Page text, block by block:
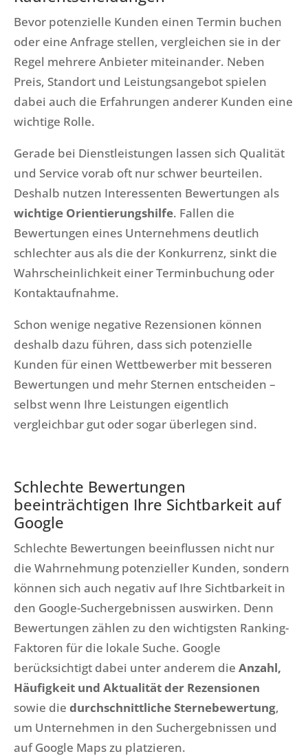
Bevor potenzielle Kunden einen Termin buchen
oder eine Anfrage stellen, vergleichen sie in der
Regel mehrere Anbieter miteinander. Neben
Preis, Standort und Leistungsangebot spielen
dabei auch die Erfahrungen anderer Kunden eine
wichtige Rolle.
Gerade bei Dienstleistungen lassen sich Qualität
und Service vorab oft nur schwer beurteilen.
Deshalb nutzen Interessenten Bewertungen als
wichtige Orientierungshilfe. Fallen die
Bewertungen eines Unternehmens deutlich
schlechter aus als die der Konkurrenz, sinkt die
Wahrscheinlichkeit einer Terminbuchung oder
Kontaktaufnahme.
Schon wenige negative Rezensionen können
deshalb dazu führen, dass sich potenzielle
Kunden für einen Wettbewerber mit besseren
Bewertungen und mehr Sternen entscheiden –
selbst wenn Ihre Leistungen eigentlich
vergleichbar gut oder sogar überlegen sind.
Schlechte Bewertungen
beeinträchtigen Ihre Sichtbarkeit auf
Google
Schlechte Bewertungen beeinflussen nicht nur
die Wahrnehmung potenzieller Kunden, sondern
können sich auch negativ auf Ihre Sichtbarkeit in
den Google-Suchergebnissen auswirken. Denn
Bewertungen zählen zu den wichtigsten Ranking-
Faktoren für die lokale Suche. Google
berücksichtigt dabei unter anderem die Anzahl,
Häufigkeit und Aktualität der Rezensionen
sowie die durchschnittliche Sternebewertung,
um Unternehmen in den Suchergebnissen und
auf Google Maps zu platzieren.